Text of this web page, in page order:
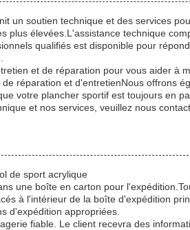
un soutien technique et des services
plus élevées.L'assistance technique
qualifiés est disponible pour
et de réparation pour vous aider à
réparation et d'entretienNous offrons
votre plancher sportif est toujours en
et nos services, veuillez nous
de sport acrylique
une boîte en carton pour
à l'intérieur de la boîte d'expédition
d'expédition appropriées.
fiable. Le client recevra des